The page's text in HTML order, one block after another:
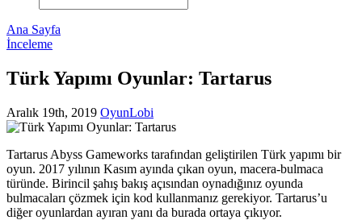
Ana Sayfa
İnceleme
Türk Yapımı Oyunlar: Tartarus
Aralık 19th, 2019 OyunLobi
Tartarus Abyss Gameworks tarafından geliştirilen Türk yapımı bir
oyun. 2017 yılının Kasım ayında çıkan oyun, macera-bulmaca
türünde. Birincil şahış bakış açısından oynadığınız oyunda
bulmacaları çözmek için kod kullanmanız gerekiyor. Tartarus’u
diğer oyunlardan ayıran yanı da burada ortaya çıkıyor.